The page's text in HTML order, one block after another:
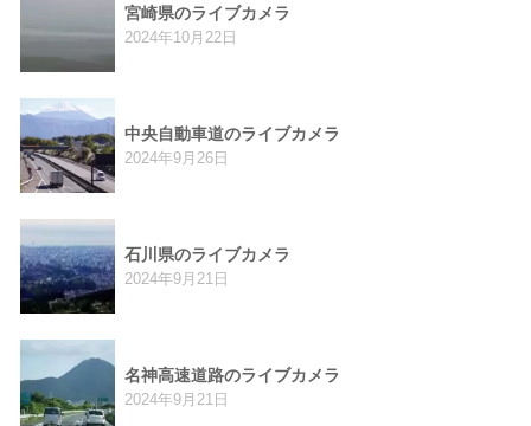
宮崎県のライブカメラ
2024年10月22日
中央自動車道のライブカメラ
2024年9月26日
石川県のライブカメラ
2024年9月21日
名神高速道路のライブカメラ
2024年9月21日